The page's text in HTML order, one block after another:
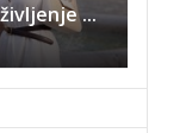
...